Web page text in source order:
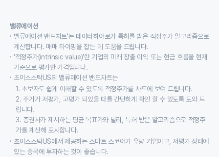
밸류에이션
밸류에이션 밴드차트'는 데이터히어로가 특허를 받은 적정주가 알고리즘으로
계산합니다. 매매 타이밍을 잡는 데 도움을 드립니다.
‘적정주가(intrinsic value)’란 기업의 미래 창출 이익 또는 현금 흐름을 현재
기준으로 평가한 가격입니다.
초이스스탁US의 밸류에이션 밴드차트는
1. 초보자도 쉽게 이해할 수 있도록 적정주가를 차트에 보여 드립니다.
2. 주가가 저평가, 고평가 되었을 때를 간단하게 확인 할 수 있도록 도와 드
립니다.
3. 증권사가 제시하는 평균 목표가와 달리, 특허 받은 알고리즘으로 적정주
가를 계산해 표시합니다.
초이스스탁US에서 제공하는 스마트 스코어가 우량 기업이고, 저평가 상태에
있는 종목에 투자하는 것이 좋습니다.